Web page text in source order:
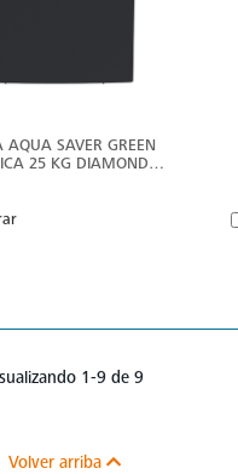
AQUA SAVER GREEN
25 KG DIAMOND
1-9 de 9
Volver arriba